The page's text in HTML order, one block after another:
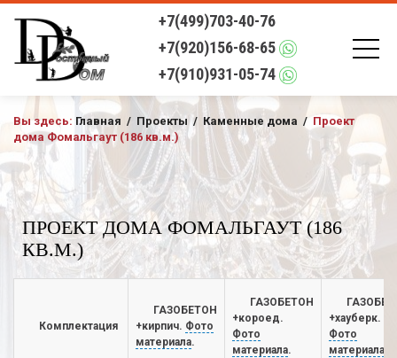
+7(499)703-40-76
+7(920)156-68-65
+7(910)931-05-74
Вы здесь: Главная / Проекты / Каменные дома / Проект
дома Фомальгаут (186 кв.м.)
ПРОЕКТ ДОМА ФОМАЛЬГАУТ (186
КВ.М.)
Комплектация
ГАЗОБЕТОН
+кирпич. Фото
материала.
ГАЗОБЕТОН
+короед.
Фото
материала.
+хауберк.
Фото
материала